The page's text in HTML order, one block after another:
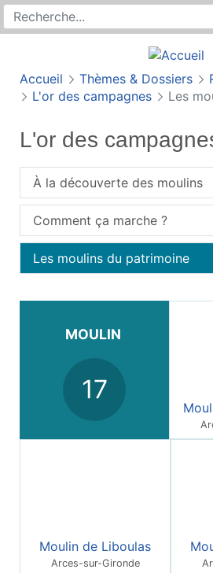
Recherche sur le site
Rechercher
Accueil Thèmes & Dossiers
L'or des campagnes
Les
L'or des
À la découverte des moulins
Comment ça marche ?
Les moulins du patrimoine
MOULIN
17
Moulin de Liboulas
Arces-sur-Gironde